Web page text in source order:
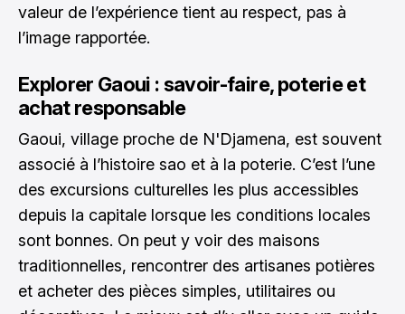
valeur de l’expérience tient au respect, pas à
l’image rapportée.
Explorer Gaoui : savoir-faire, poterie et
achat responsable
Gaoui, village proche de N'Djamena, est souvent
associé à l’histoire sao et à la poterie. C’est l’une
des excursions culturelles les plus accessibles
depuis la capitale lorsque les conditions locales
sont bonnes. On peut y voir des maisons
traditionnelles, rencontrer des artisanes potières
et acheter des pièces simples, utilitaires ou